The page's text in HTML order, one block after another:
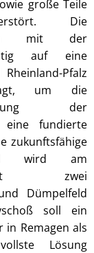
große Teile
Die
mit der
auf eine
Pfalz
um die
der
eine fundierte
zukunftsfähige
wird am
mit zwei
Dümpelfeld
soll ein
in Remagen als
Lösung